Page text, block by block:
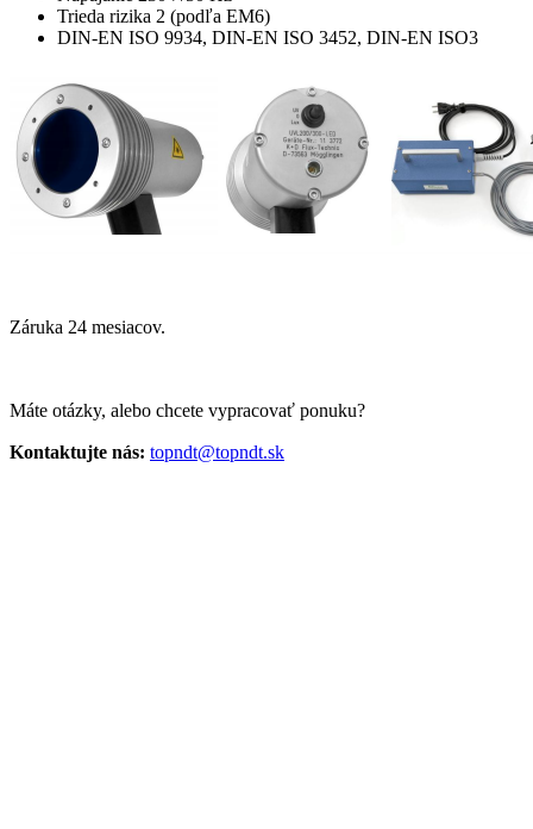
Trieda rizika 2 (podľa EM6)
DIN-EN ISO 9934, DIN-EN ISO 3452, DIN-EN ISO3
Záruka 24 mesiacov.
Máte otázky, alebo chcete vypracovať ponuku?
Kontaktujte nás: topndt@topndt.sk